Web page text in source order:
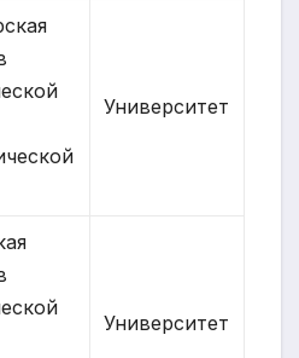
Университет
Университет